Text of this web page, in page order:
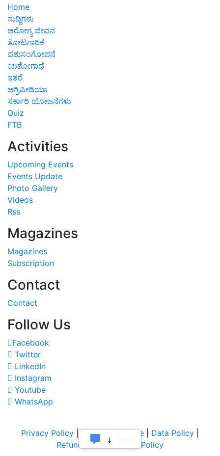
Home
ಸುದ್ದಿಗಳು
ಆರೋಗ್ಯ ಜೀವನ
ತೋಟಗಾರಿಕೆ
ಪಶುಸಂಗೋಪನೆ
ಯಶೋಗಾಥೆ
ಇತರೆ
ಅಗ್ರಿಪೀಡಿಯಾ
ಸರ್ಕಾರಿ ಯೋಜನೆಗಳು
Quiz
FTB
Activities
Upcoming Events
Events Update
Photo Gallery
Videos
Rss
Magazines
Magazines
Subscription
Contact
Contact
Follow Us
Facebook
Twitter
LinkedIn
Instagram
Youtube
WhatsApp
Privacy Policy |Terms of Service Data Policy
Refund & Cancellation Policy